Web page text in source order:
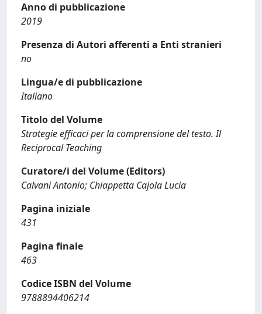
Anno di pubblicazione
2019
Presenza di Autori afferenti a Enti stranieri
no
Lingua/e di pubblicazione
Italiano
Titolo del Volume
Strategie efficaci per la comprensione del testo. Il
Reciprocal Teaching
Curatore/i del Volume (Editors)
Calvani Antonio; Chiappetta Cajola Lucia
Pagina iniziale
431
Pagina finale
463
Codice ISBN del Volume
9788894406214